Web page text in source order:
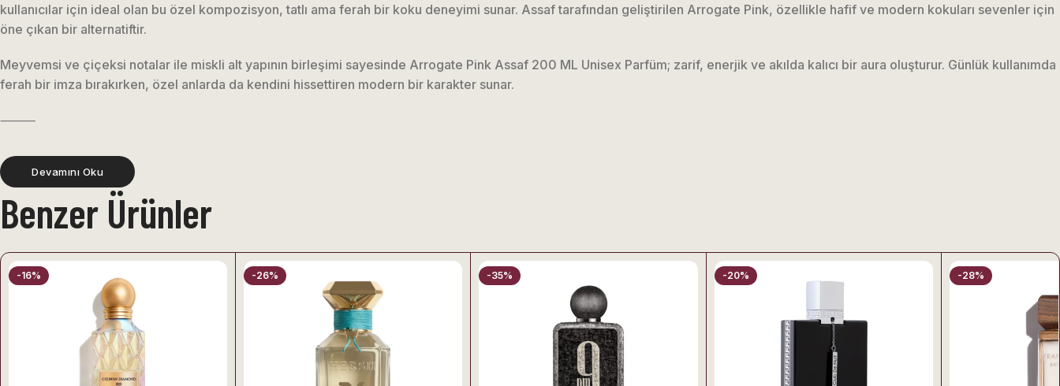
kullanıcılar için ideal olan bu özel kompozisyon, tatlı ama ferah bir koku deneyimi sunar. Assaf tarafından geliştirilen Arrogate Pink, özellikle hafif ve modern kokuları sevenler için
öne çıkan bir alternatiftir.
Meyvemsi ve çiçeksi notalar ile miskli alt yapının birleşimi sayesinde Arrogate Pink Assaf 200 ML Unisex Parfüm; zarif, enerjik ve akılda kalıcı bir aura oluşturur. Günlük kullanımda
ferah bir imza bırakırken, özel anlarda da kendini hissettiren modern bir karakter sunar.
⸻
Arrogate Pink Assaf 200 ML Unisex Parfüm’ün Koku Karakteri
Arrogate Pink, çiçeksi, meyvemsi ve hafif miskli koku ailesine ait dengeli bir kompozisyona sahiptir. Parfüm tende katmanlı şekilde gelişir ve her aşamada farklı bir karakter ortaya
çıkarır. Hafif ve ferah yapısı sayesinde hem günlük kullanım hem de özel anlar için uygun bir tercihtir.
Üst Notalar (Top Notes)
• Taze meyvemsi dokular
• Hafif çiçeksi akorlar
Parfümün açılışı ferah ve enerjik bir etkiyle başlar. Meyvemsi ve çiçeksi dokular ilk anda hissedilir ve kompozisyona modern bir hava kazandırır. Bu açılış, çevrede pozitif ve hoş
bir izlenim bırakır.
Devamını Oku
Benzer Ürünler
-16% -26% -35% -20% -28%